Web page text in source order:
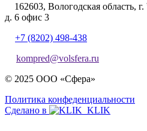
162603, Вологодская область,
д. 6 офис 3
+7 (8202) 498-438
kompred@volsfera.ru
© 2025 ООО «Сфера»
Политика конфеденциальности
Сделано в